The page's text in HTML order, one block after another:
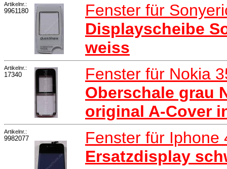
Artikelnr.:
9961180
Fenster für
Displayscheibe
weiss
Artikelnr.:
17340
Fenster für Nokia
Oberschale grau
original A-Cover
Artikelnr.:
9982077
Fenster für
Ersatzdisplay